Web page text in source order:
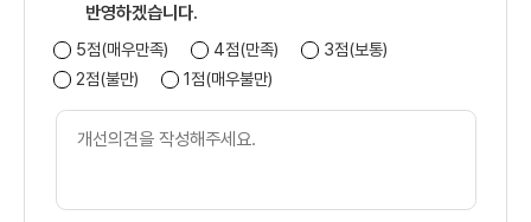
반영하겠습니다.
5점(매우만족) 4점(만족)
3점(보통)
2점(불만)
1점(매우불만)
개